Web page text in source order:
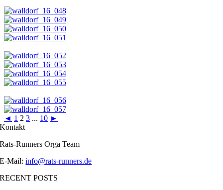
◄ 1 2 3 ... 10 ►
Kontakt
Rats-Runners Orga Team
E-Mail:info@rats-runners.de
RECENT POSTS